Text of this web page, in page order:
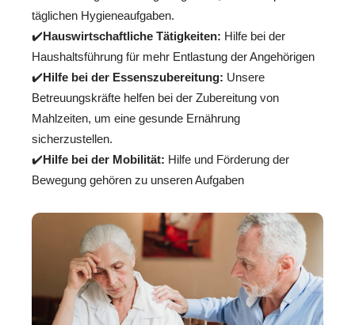
täglichen Hygieneaufgaben.
✔️Hauswirtschaftliche Tätigkeiten: Hilfe bei der
Haushaltsführung für mehr Entlastung der Angehörigen
✔️Hilfe bei der Essenszubereitung: Unsere
Betreuungskräfte helfen bei der Zubereitung von
Mahlzeiten, um eine gesunde Ernährung
sicherzustellen.
✔️Hilfe bei der Mobilität: Hilfe und Förderung der
Bewegung gehören zu unseren Aufgaben